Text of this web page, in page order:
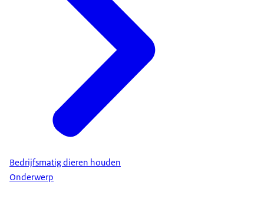
Bedrijfsmatig dieren houden
Onderwerp